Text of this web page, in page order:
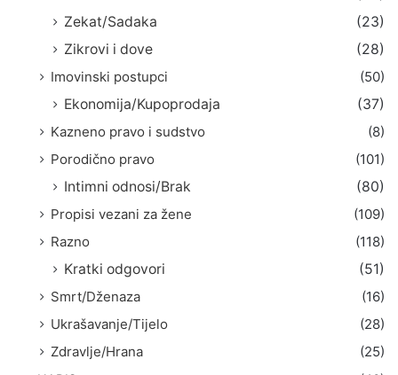
Zekat/Sadaka
(23)
Zikrovi i dove
(28)
Imovinski postupci
(50)
Ekonomija/Kupoprodaja
(37)
Kazneno pravo i sudstvo
(8)
Porodično pravo
(101)
Intimni odnosi/Brak
(80)
Propisi vezani za žene
(109)
Razno
(118)
Kratki odgovori
(51)
Smrt/Dženaza
(16)
Ukrašavanje/Tijelo
(28)
Zdravlje/Hrana
(25)